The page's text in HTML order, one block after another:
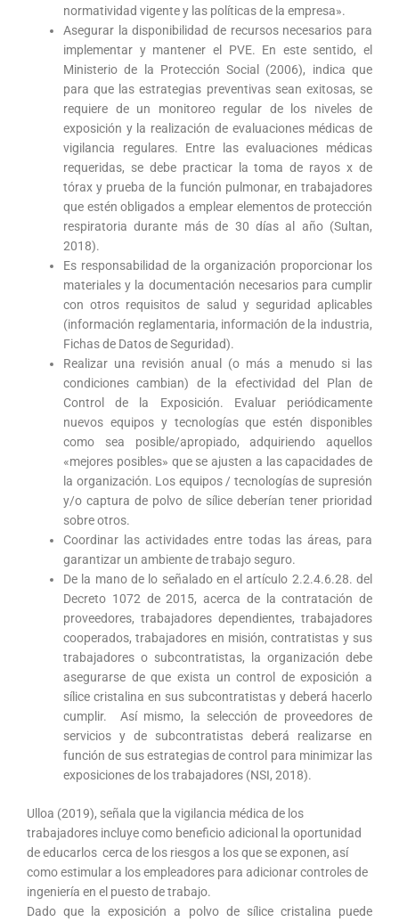
normatividad vigente y las políticas de la empresa».
Asegurar la disponibilidad de recursos necesarios para
implementar y mantener el PVE. En este sentido, el
Ministerio de la Protección Social (2006), indica que
para que las estrategias preventivas sean exitosas, se
requiere de un monitoreo regular de los niveles de
exposición y la realización de evaluaciones médicas de
vigilancia regulares. Entre las evaluaciones médicas
requeridas, se debe practicar la toma de rayos x de
tórax y prueba de la función pulmonar, en trabajadores
que estén obligados a emplear elementos de protección
respiratoria durante más de 30 días al año (Sultan,
2018).
Es responsabilidad de la organización proporcionar los
materiales y la documentación necesarios para cumplir
con otros requisitos de salud y seguridad aplicables
(información reglamentaria, información de la industria,
Fichas de Datos de Seguridad).
Realizar una revisión anual (o más a menudo si las
condiciones cambian) de la efectividad del Plan de
Control de la Exposición. Evaluar periódicamente
nuevos equipos y tecnologías que estén disponibles
como sea posible/apropiado, adquiriendo aquellos
«mejores posibles» que se ajusten a las capacidades de
la organización. Los equipos / tecnologías de supresión
y/o captura de polvo de sílice deberían tener prioridad
sobre otros.
Coordinar las actividades entre todas las áreas, para
garantizar un ambiente de trabajo seguro.
De la mano de lo señalado en el artículo 2.2.4.6.28. del
Decreto 1072 de 2015, acerca de la contratación de
proveedores, trabajadores dependientes, trabajadores
cooperados, trabajadores en misión, contratistas y sus
trabajadores o subcontratistas, la organización debe
asegurarse de que exista un control de exposición a
sílice cristalina en sus subcontratistas y deberá hacerlo
cumplir. Así mismo, la selección de proveedores de
servicios y de subcontratistas deberá realizarse en
función de sus estrategias de control para minimizar las
exposiciones de los trabajadores (NSI, 2018).
Ulloa (2019), señala que la vigilancia médica de los
trabajadores incluye como beneficio adicional la oportunidad
de educarlos cerca de los riesgos a los que se exponen, así
como estimular a los empleadores para adicionar controles de
ingeniería en el puesto de trabajo.
Dado que la exposición a polvo de sílice cristalina puede